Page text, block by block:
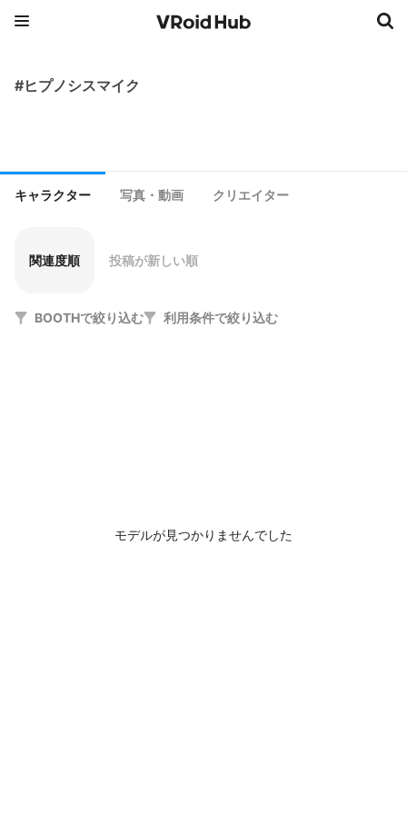
#ヒプノシスマイク
キャラクター 写真・動画 クリエイター
関連度順 投稿が新しい順
BOOTHで絞り込む 利用条件で絞り込む
モデルが見つかりませんでした